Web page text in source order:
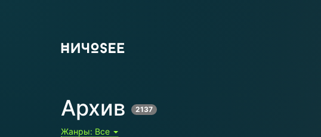
Архив 2137
Жанры: Все